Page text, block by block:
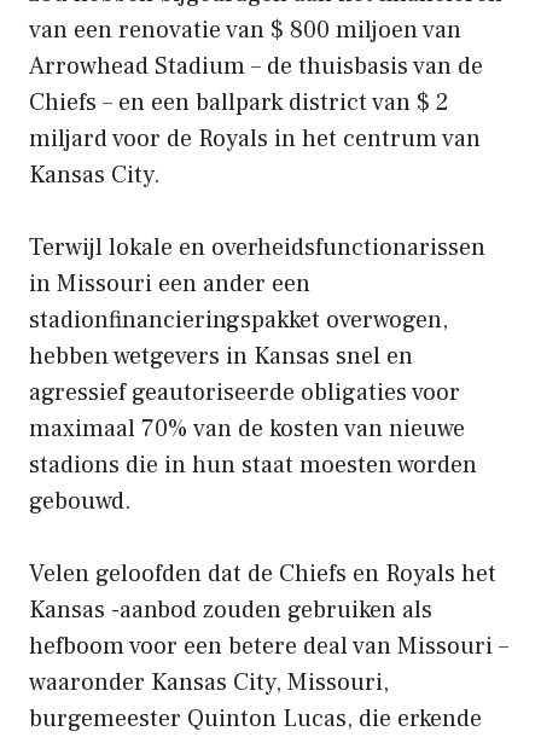
van een renovatie van $ 800 miljoen van
Arrowhead Stadium – de thuisbasis van de
Chiefs – en een ballpark district van $ 2
miljard voor de Royals in het centrum van
Kansas City.
Terwijl lokale en overheidsfunctionarissen
in Missouri een ander een
stadionfinancieringspakket overwogen,
hebben wetgevers in Kansas snel en
agressief geautoriseerde obligaties voor
maximaal 70% van de kosten van nieuwe
stadions die in hun staat moesten worden
gebouwd.
Velen geloofden dat de Chiefs en Royals het
Kansas -aanbod zouden gebruiken als
hefboom voor een betere deal van Missouri –
waaronder Kansas City, Missouri,
burgemeester Quinton Lucas, die erkende